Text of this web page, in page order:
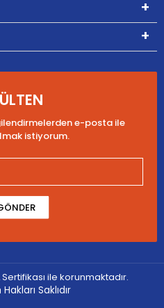
e-posta ile
istiyorum.
ile korunmaktadır.
Saklıdır